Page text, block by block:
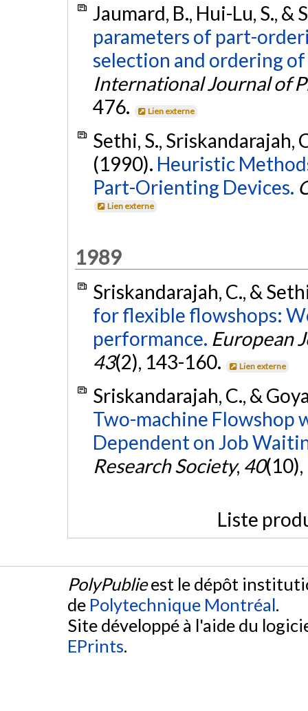
Jaumard, B., Hui-Lu, S.,
parameters of part-
selection and ordering
International Journal of
476.
Lien externe
Sethi, S., Sriskandarajah,
(1990). Heuristic
Part-Orienting Devices.
Lien externe
1989
Sriskandarajah, C., &
for flexible flowshops:
performance. European
43(2), 143-160. Lien externe
Sriskandarajah, C., &
Two-machine Flowshop
Dependent on Job
Research Society, 40
Liste
PolyPublieest le dépôt
de Polytechnique Montréal.
Site développé à l'aide du
EPrints.